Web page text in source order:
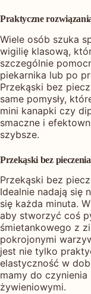
Praktyczne
Wiele osób szuka
wigilię klasową,
szczególnie
piekarnika lub po
Przekąski bez
same pomysły,
mini kanapki czy
smaczne i
szybsze.
Przekąski bez
Przekąski bez
Idealnie nadają się
się każda minuta.
aby stworzyć coś
śmietankowego z
pokrojonymi
jest nie tylko
elastyczność w
mamy do
żywieniowymi.